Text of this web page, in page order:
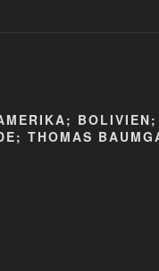
THOMAS